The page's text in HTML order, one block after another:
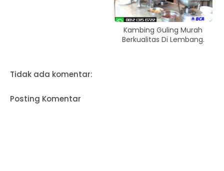
Kambing Guling Murah
Berkualitas Di Lembang.
Tidak ada komentar:
Posting Komentar